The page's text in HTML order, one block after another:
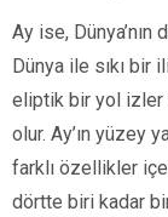
Ay ise,
Dünya ile sıkı bir
eliptik bir yol izler
olur. Ay’ın yüzey
farklı özellikler
dörtte biri kadar